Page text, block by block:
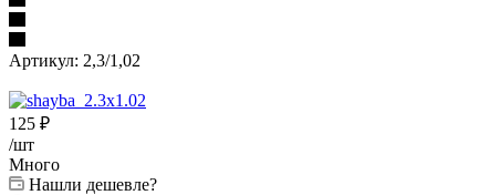
Артикул: 2,3/1,02
125 ₽
/шт
Много
Нашли дешевле?